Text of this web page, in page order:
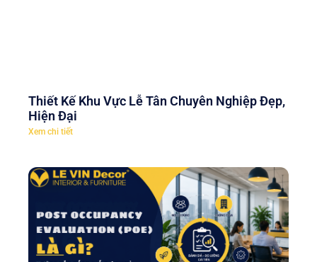
Thiết Kế Khu Vực Lễ Tân Chuyên Nghiệp Đẹp,
Hiện Đại
Xem chi tiết